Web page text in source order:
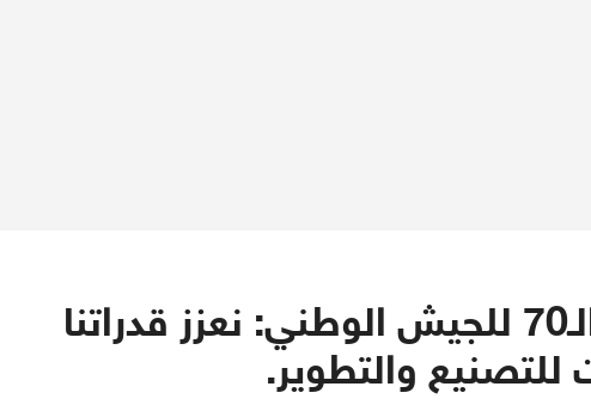
قيس سعيّد في الذكرى الـ70 للجيش الوطني: نعزز قدراتنا
للتصنيع والتطوير.